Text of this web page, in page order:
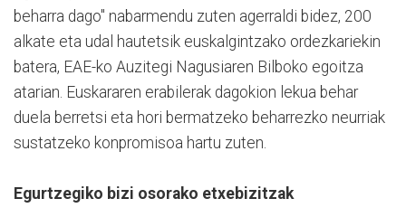
beharra dago" nabarmendu zuten agerraldi bidez, 200
alkate eta udal hautetsik euskalgintzako ordezkariekin
batera, EAE-ko Auzitegi Nagusiaren Bilboko egoitza
atarian. Euskararen erabilerak dagokion lekua behar
duela berretsi eta hori bermatzeko beharrezko neurriak
sustatzeko konpromisoa hartu zuten.
Egurtzegiko bizi osorako etxebizitzak